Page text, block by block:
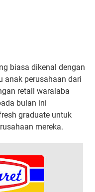
biasa dikenal dengan
anak perusahaan dari
retail waralaba
bulan ini
graduate untuk
mereka.